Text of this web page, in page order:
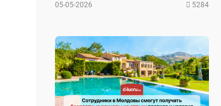
05-05-2026 5284